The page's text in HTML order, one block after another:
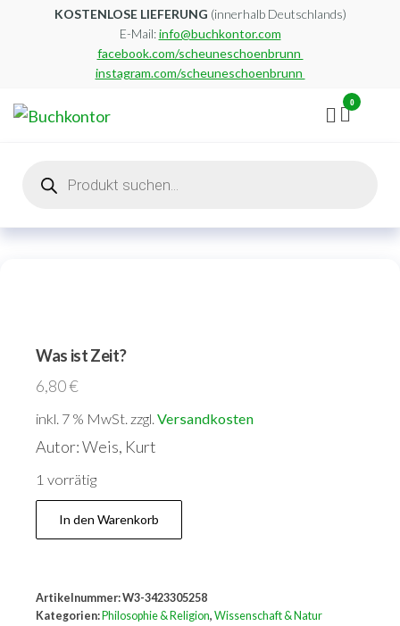
KOSTENLOSE LIEFERUNG (innerhalb Deutschlands)
E-Mail:info@buchkontor.com
facebook.com/scheuneschoenbrunn
instagram.com/scheuneschoenbrunn
0
search
Was ist Zeit?
6,80€
inkl. 7 % MwSt. zzgl. Versandkosten
Autor: Weis, Kurt
1 vorrätig
Was
ist
In den Warenkorb
Artikelnummer:W3-3423305258
Kategorien: Philosophie & Religion, Wissenschaft & Natur